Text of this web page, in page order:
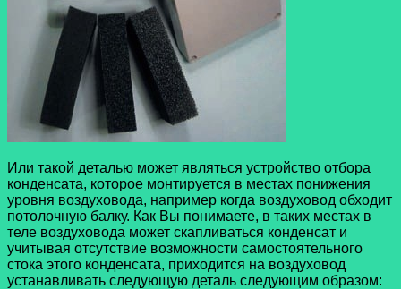
Или такой деталью может являться устройство отбора
конденсата, которое монтируется в местах понижения
уровня воздуховода, например когда воздуховод обходит
потолочную балку. Как Вы понимаете, в таких местах в
теле воздуховода может скапливаться конденсат и
учитывая отсутствие возможности самостоятельного
стока этого конденсата, приходится на воздуховод
устанавливать следующую деталь следующим образом: